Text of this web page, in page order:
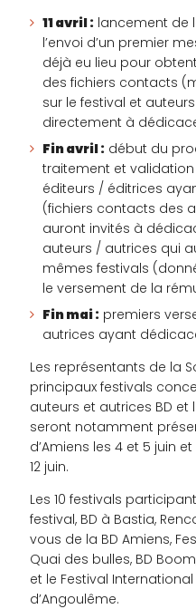
11 avril : lancement de
l’envoi d’un premier
déjà eu lieu pour
des fichiers contacts
sur le festival et
directement à
Fin avril : début du
traitement et
éditeurs / éditrices
(fichiers contacts des
auront invités à
auteurs / autrices qui
mêmes festivals
le versement de la
Fin mai : premiers
autrices ayant
Les représentants de la
principaux festivals
auteurs et autrices BD et
seront notamment
d’Amiens les 4 et 5 juin
12 juin.
Les 10 festivals
festival, BD à Bastia,
vous de la BD Amiens,
Quai des bulles, BD
et le Festival
d’Angoulême.